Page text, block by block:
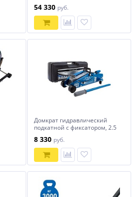
54 330 руб.
Домкрат гидравлический
подкатной с фиксатором, 2.5
кейсе Stels
8 330 руб.